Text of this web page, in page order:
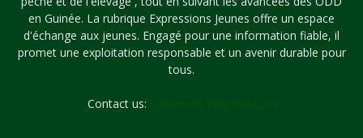
en Guinée. La rubrique Expressions Jeunes offre un espace
d'échange aux jeunes. Engagé pour une information fiable, il
promet une exploitation responsable et un avenir durable pour
tous.
Contact us: